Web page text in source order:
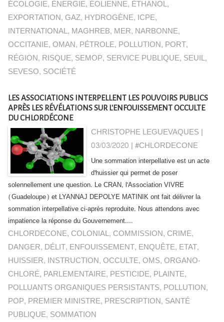
ÉCOLOGIE, ÉNERGIE, ÉOLIENNE, ÉTHANOL,
EXPORTATION, GAZ, HYDROGÈNE, ICPE,
INTERNATIONAL, MAGHREB, MER, NARBONNE,
OCCITANIE,OMAN, PÉTROLE, POLLUTION, PORT,
RÉGION, RISQUE, SEMOP, SERVICE PUBLIQUE, SEUIL,
SEVESO, SOCIÉTÉ
LES ASSOCIATIONS INTERPELLENT LES POUVOIRS PUBLICS
APRÈS LES RÉVÉLATIONS SUR L'ENFOUISSEMENT OCCULTE
DU CHLORDÉCONE
CHRISTOPHE LEGUEVAQUES |
03/03/2020 |#CHLORDECONE
Une sommation interpellative est un acte
d'huissier qui permet de poser
solennellement une question. Le CRAN, l'Association VIVRE
(Guadeloupe) et LYANNAJ DEPOLYE MATINIK ont fait délivrer la
sommation interpellative ci-après reproduite. Nous attendons avec
impatience la réponse du Gouvernement....
CHLORDECONE, COLONIAL, COMMISSION, CRIME,
DANGER, DÉLIT, ENFOUISSEMENT, ENQUÊTE, ETAT,
HUISSIER, INSTRUCTION,OCCULTE,OMS,ORGANO-
CHLORÉ, PARLEMENTAIRE, PESTICIDE, PLAINTE,
POLLUANTS ORGANIQUES PERSISTANTS, POLLUTION,
POP, PREMIER MINISTRE, PRESCRIPTION, SANTÉ
PUBLIQUE, SOMMATION